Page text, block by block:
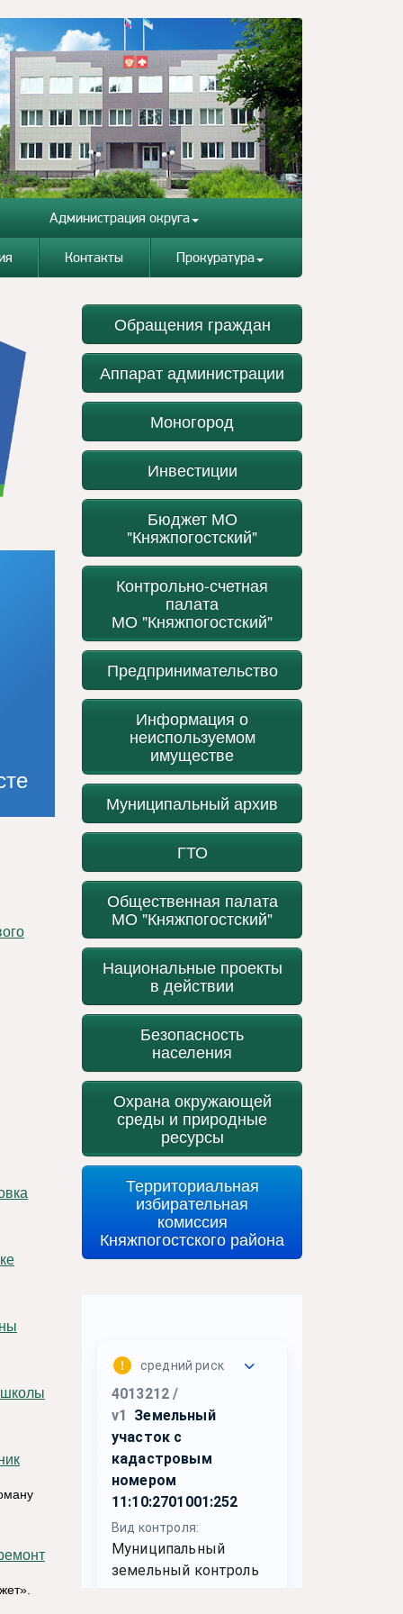
Администрация округа
Контакты Прокуратура
Обращения граждан
Аппарат администрации
Моногород
Инвестиции
Бюджет МО
"Княжпогостский"
Контрольно-счетная
палата
МО "Княжпогостский"
Предпринимательство
Информация о
неиспользуемом
имуществе
Муниципальный архив
ГТО
Общественная палата
МО "Княжпогостский"
Национальные проекты
в действии
Безопасность
населения
Охрана окружающей
среды и природные
ресурсы
Территориальная
избирательная
комиссия
Княжпогостского района